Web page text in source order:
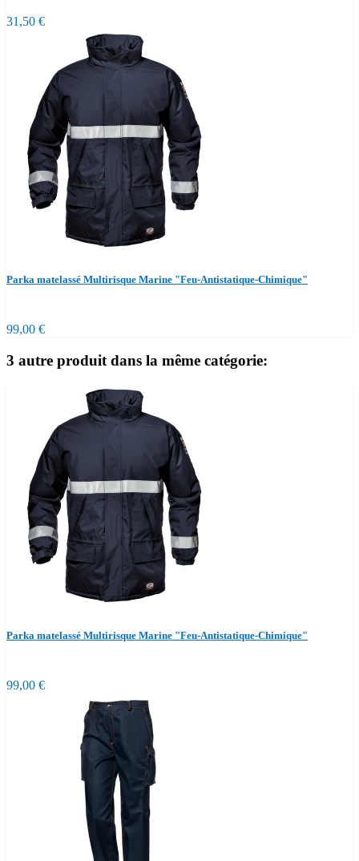
31,50 €
Parka matelassé Multirisque Marine "Feu-Antistatique-Chimique"
99,00 €
3 autre produit dans la même catégorie:
Parka matelassé Multirisque Marine "Feu-Antistatique-Chimique"
99,00 €